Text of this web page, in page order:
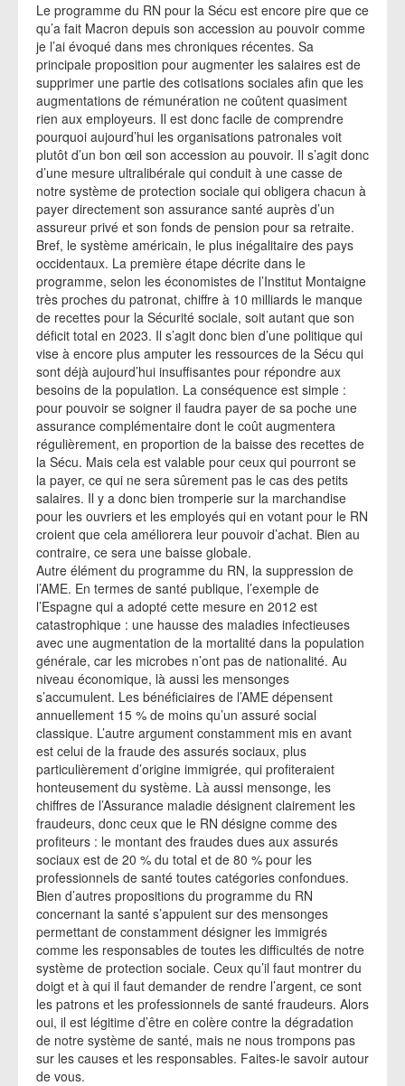
Le programme du RN pour la Sécu est encore pire que ce
qu’a fait Macron depuis son accession au pouvoir comme
je l’ai évoqué dans mes chroniques récentes. Sa
principale proposition pour augmenter les salaires est de
supprimer une partie des cotisations sociales afin que les
augmentations de rémunération ne coûtent quasiment
rien aux employeurs. Il est donc facile de comprendre
pourquoi aujourd’hui les organisations patronales voit
plutôt d’un bon œil son accession au pouvoir. Il s’agit donc
d’une mesure ultralibérale qui conduit à une casse de
notre système de protection sociale qui obligera chacun à
payer directement son assurance santé auprès d’un
assureur privé et son fonds de pension pour sa retraite.
Bref, le système américain, le plus inégalitaire des pays
occidentaux. La première étape décrite dans le
programme, selon les économistes de l’Institut Montaigne
très proches du patronat, chiffre à 10 milliards le manque
de recettes pour la Sécurité sociale, soit autant que son
déficit total en 2023. Il s’agit donc bien d’une politique qui
vise à encore plus amputer les ressources de la Sécu qui
sont déjà aujourd’hui insuffisantes pour répondre aux
besoins de la population. La conséquence est simple :
pour pouvoir se soigner il faudra payer de sa poche une
assurance complémentaire dont le coût augmentera
régulièrement, en proportion de la baisse des recettes de
la Sécu. Mais cela est valable pour ceux qui pourront se
la payer, ce qui ne sera sûrement pas le cas des petits
salaires. Il y a donc bien tromperie sur la marchandise
pour les ouvriers et les employés qui en votant pour le RN
croient que cela améliorera leur pouvoir d’achat. Bien au
contraire, ce sera une baisse globale.
Autre élément du programme du RN, la suppression de
l’AME. En termes de santé publique, l’exemple de
l’Espagne qui a adopté cette mesure en 2012 est
catastrophique : une hausse des maladies infectieuses
avec une augmentation de la mortalité dans la population
générale, car les microbes n’ont pas de nationalité. Au
niveau économique, là aussi les mensonges
s’accumulent. Les bénéficiaires de l’AME dépensent
annuellement 15 % de moins qu’un assuré social
classique. L’autre argument constamment mis en avant
est celui de la fraude des assurés sociaux, plus
particulièrement d’origine immigrée, qui profiteraient
honteusement du système. Là aussi mensonge, les
chiffres de l’Assurance maladie désignent clairement les
fraudeurs, donc ceux que le RN désigne comme des
profiteurs : le montant des fraudes dues aux assurés
sociaux est de 20 % du total et de 80 % pour les
professionnels de santé toutes catégories confondues.
Bien d’autres propositions du programme du RN
concernant la santé s’appuient sur des mensonges
permettant de constamment désigner les immigrés
comme les responsables de toutes les difficultés de notre
système de protection sociale. Ceux qu’il faut montrer du
doigt et à qui il faut demander de rendre l’argent, ce sont
les patrons et les professionnels de santé fraudeurs. Alors
oui, il est légitime d’être en colère contre la dégradation
de notre système de santé, mais ne nous trompons pas
sur les causes et les responsables. Faites-le savoir autour
de vous.